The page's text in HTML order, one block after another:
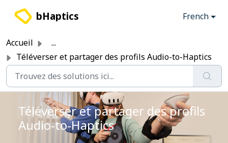
bHaptics French
Accueil
...
Téléverser et partager des profils Audio-to-Haptics
Téléverser et partager des profils
Audio-to-Haptics